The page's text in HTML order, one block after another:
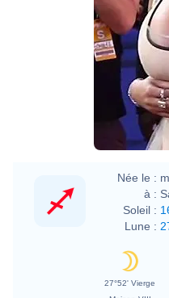
Née le :
à :
Soleil :
Lune :
27°52' Vierge